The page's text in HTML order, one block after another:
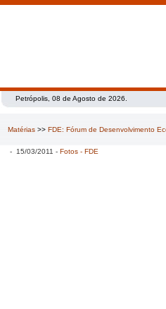
Petrópolis, 08 de Agosto de 2026.
Matérias >> FDE: Fórum de Desenvolvimento
- 15/03/2011 - Fotos - FDE